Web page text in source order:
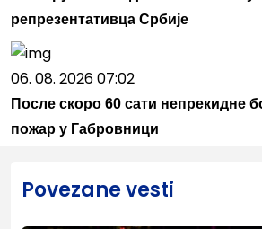
репрезентативца Србије
06. 08. 2026 07:02
После скоро 60 сати непрекидне
пожар у Габровници
Povezane vesti